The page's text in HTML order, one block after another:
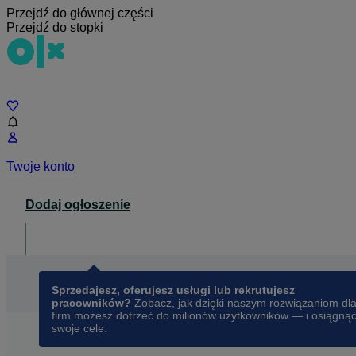
Przejdź do głównej części
Przejdź do stopki
Twoje konto
Dodaj ogłoszenie
Sprzedajesz, oferujesz usługi lub rekrutujesz
pracowników? Zobacz, jak dzięki naszym rozwiązaniom dla
firm możesz dotrzeć do milionów użytkowników — i osiągnąć
swoje cele.